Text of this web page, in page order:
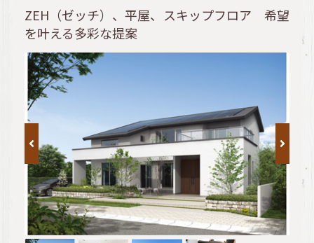
ZEH（ゼッチ）、平屋、スキップフロア 希望
を叶える多彩な提案